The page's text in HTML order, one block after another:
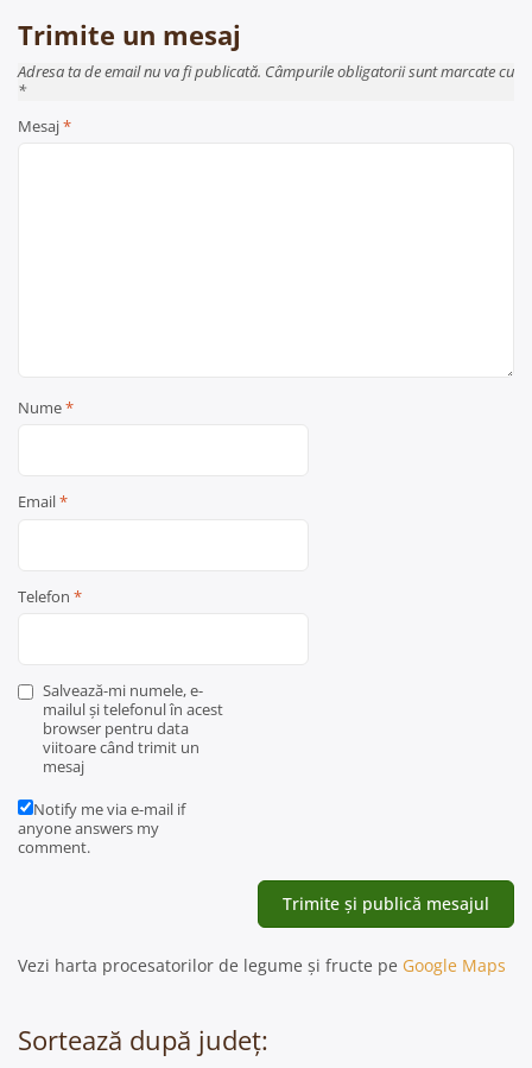
Trimite un mesaj
Adresa ta de email nu va fi publicată. Câmpurile obligatorii sunt marcate cu
*
Mesaj*
Nume*
Email*
Telefon *
Salvează-mi numele, e-
mailul și telefonul în acest
browser pentru data
viitoare când trimit un
mesaj
Notify me via e-mail if
anyone answers my
comment.
Vezi harta procesatorilor de legume și fructe pe Google Maps
Sortează după județ: